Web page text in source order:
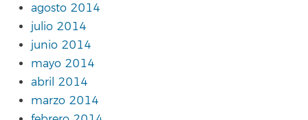
agosto 2014
julio 2014
junio 2014
mayo 2014
abril 2014
marzo 2014